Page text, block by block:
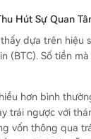
Hút Sự Quan
thấy dựa trên
(BTC). Số tiền
hơn bình
trái ngược với
vốn thông qua